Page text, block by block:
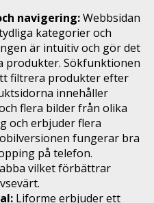
navigering:Webbsidan
kategorier och
är intuitiv och gör det
produkter. Sökfunktionen
filtrera produkter efter
innehåller
flera bilder från olika
och erbjuder flera
fungerar bra
på telefon.
vilket förbättrar
Liforme erbjuder ett